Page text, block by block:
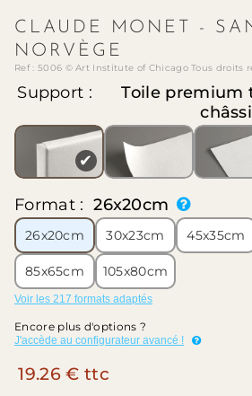
CLAUDE MONET -
NORVÈGE
Ref : 5006 © Art Institute of Chicago Tous droits
Support :
Toile premium
✔
Format :26x20cm
26x20cm 30x23cm 45x35cm
85x65cm 105x80cm
Voir les 217 formats adaptés
Encore plus d'options ?
J'accède au configurateur avancé !
19.26 € ttc